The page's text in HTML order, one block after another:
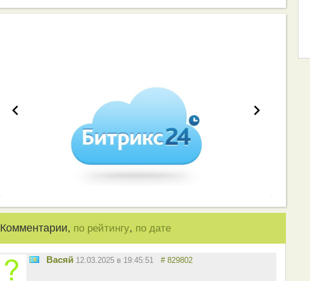
Комментарии, по рейтингу, по дате
Васяй 12.03.2025 в 19:45:51 # 829802